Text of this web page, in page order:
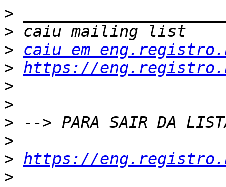
>
>
>
caiu em
> https://
>
>
>
>
> https://
>